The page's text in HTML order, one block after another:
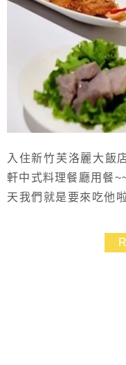
入住新竹芙洛麗大飯
軒中式料理餐廳用餐
天我們就是要來吃他
回味❤ 最後甜點的招
每一道我都覺得好好